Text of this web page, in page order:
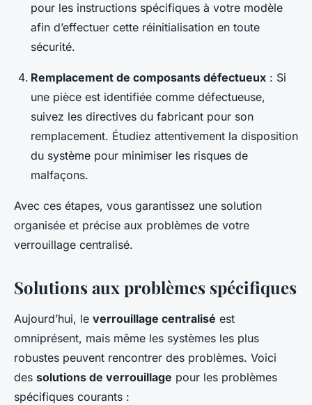
pour les instructions spécifiques à votre modèle
afin d’effectuer cette réinitialisation en toute
sécurité.
Remplacement de composants défectueux : Si
une pièce est identifiée comme défectueuse,
suivez les directives du fabricant pour son
remplacement. Étudiez attentivement la disposition
du système pour minimiser les risques de
malfaçons.
Avec ces étapes, vous garantissez une solution
organisée et précise aux problèmes de votre
verrouillage centralisé.
Solutions aux problèmes spécifiques
Aujourd’hui, le verrouillage centralisé est
omniprésent, mais même les systèmes les plus
robustes peuvent rencontrer des problèmes. Voici
des solutions de verrouillage pour les problèmes
spécifiques courants :